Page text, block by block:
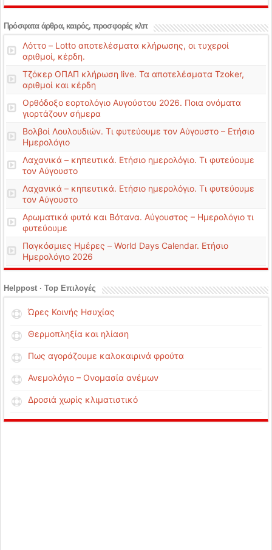
Πρόσφατα άρθρα, καιρός, προσφορές κλπ
Λόττο – Lotto αποτελέσματα κλήρωσης, οι τυχεροί
αριθμοί, κέρδη.
Τζόκερ ΟΠΑΠ κλήρωση live. Τα αποτελέσματα Tzoker,
αριθμοί και κέρδη
Ορθόδοξο εορτολόγιο Αυγούστου 2026. Ποια ονόματα
γιορτάζουν σήμερα
Βολβοί Λουλουδιών. Τι φυτεύουμε τον Αύγουστο – Ετήσιο
Ημερολόγιο
Λαχανικά – κηπευτικά. Ετήσιο ημερολόγιο. Τι φυτεύουμε
τον Αύγουστο
Λαχανικά – κηπευτικά. Ετήσιο ημερολόγιο. Τι φυτεύουμε
τον Αύγουστο
Αρωματικά φυτά και Βότανα. Αύγουστος – Ημερολόγιο τι
φυτεύουμε
Παγκόσμιες Ημέρες – World Days Calendar. Ετήσιο
Ημερολόγιο 2026
Helppost · Top Επιλογές
Ώρες Κοινής Ησυχίας
Θερμοπληξία και ηλίαση
Πως αγοράζουμε καλοκαιρινά φρούτα
Ανεμολόγιο – Ονομασία ανέμων
Δροσιά χωρίς κλιματιστικό